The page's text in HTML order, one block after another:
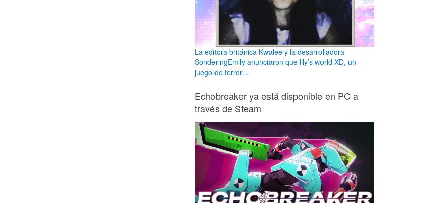
La editora británica Kwalee y la desarrolladora
SonderingEmily anunciaron que lily’s world XD, un
juego de terror...
Echobreaker ya está disponible en PC a
través de Steam